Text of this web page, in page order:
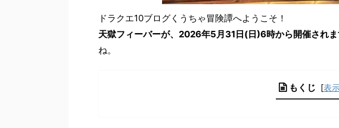
ドラクエ10ブログくうちゃ冒険譚へようこそ！
天獄フィーバーが、2026年5月31日(日)6時から開催され
ね。
もくじ [表